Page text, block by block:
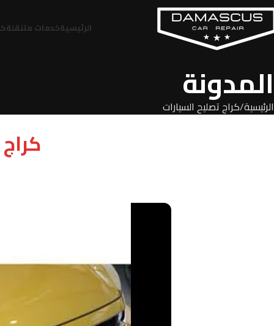
الرئيسيةخدمات متنقلة
المدونة
الرئيسية كراج تصليح السيارات